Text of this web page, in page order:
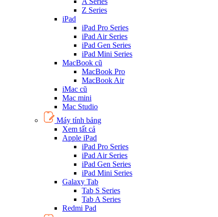
Z Series
iPad
iPad Pro Series
iPad Air Series
iPad Gen Series
iPad Mini Series
MacBook cũ
MacBook Pro
MacBook Air
iMac cũ
Mac mini
Mac Studio
Máy tính bảng
Xem tất cả
Apple iPad
iPad Pro Series
iPad Air Series
iPad Gen Series
iPad Mini Series
Galaxy Tab
Tab S Series
Tab A Series
Redmi Pad